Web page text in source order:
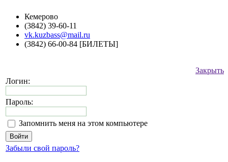
Кемерово
(3842) 39-60-11
vk.kuzbass@mail.ru
(3842) 66-00-84 [БИЛЕТЫ]
Закрыть
Логин:
Пароль:
Запомнить меня на этом компьютере
Забыли свой пароль?